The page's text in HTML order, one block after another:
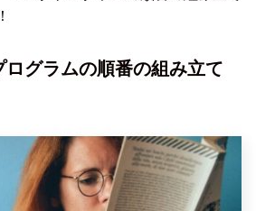
ログラムの順番の組み立て